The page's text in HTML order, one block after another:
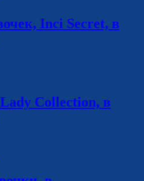
Inci Secret, в
Collection, в